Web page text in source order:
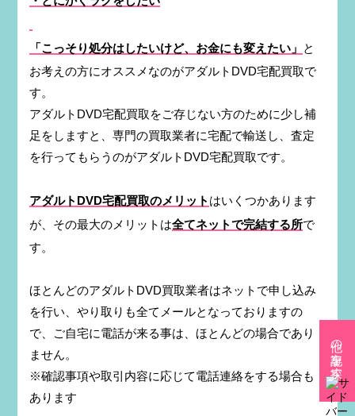
「こっそり処分はしたいけど、お金にも変えたい」 と
お考えの方にオススメなのがアダルトDVD宅配買取で
す。
アダルトDVD宅配買取をご存じない方のために少し補
足をしますと、専門の買取業者に宅配で輸送し、査定
を行ってもらうのがアダルトDVD宅配買取です。
アダルトDVD宅配買取のメリット はいくつかあります
が、その最大のメリットは全てネットで完結する所で
す。
ほとんどのアダルトDVD買取業者はネットで申し込み
を行い、やり取りも全てメールとなっておりますの
で、ご自宅に電話が来る事は、ほとんどの場合であり
ません。
※確認事項や取引内容に応じて電話連絡をする場合も
あります
他の記事を探す